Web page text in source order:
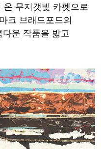
온 무지갯빛 카펫으로
크 브래드포드의
운 작품을 밟고